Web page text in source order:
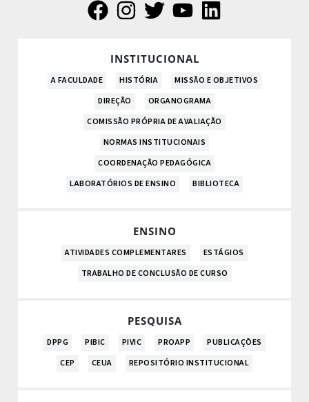
INSTITUCIONAL
A FACULDADE HISTÓRIA
MISSÃO E OBJETIVOS
DIREÇÃO
ORGANOGRAMA
COMISSÃO PRÓPRIA DE AVALIAÇÃO
NORMAS INSTITUCIONAIS
COORDENAÇÃO PEDAGÓGICA
LABORATÓRIOS DE ENSINO
BIBLIOTECA
ENSINO
ATIVIDADES COMPLEMENTARES
ESTÁGIOS
TRABALHO DE CONCLUSÃO DE CURSO
PESQUISA
DPPG PIBIC PIVIC PROAPP
PUBLICAÇÕES
CEP
CEUA REPOSITÓRIO INSTITUCIONAL